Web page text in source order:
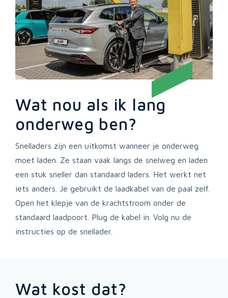
Wat nou als ik lang
onderweg ben?
Snelladers zijn een uitkomst wanneer je onderweg
moet laden. Ze staan vaak langs de snelweg en laden
een stuk sneller dan standaard laders. Het werkt net
iets anders. Je gebruikt de laadkabel van de paal zelf.
Open het klepje van de krachtstroom onder de
standaard laadpoort. Plug de kabel in. Volg nu de
instructies op de snellader.
Wat kost dat?